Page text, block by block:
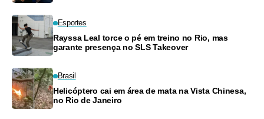
Esportes
Rayssa Leal torce o pé em treino no Rio, mas
garante presença no SLS Takeover
Brasil
Helicóptero cai em área de mata na Vista Chinesa,
no Rio de Janeiro